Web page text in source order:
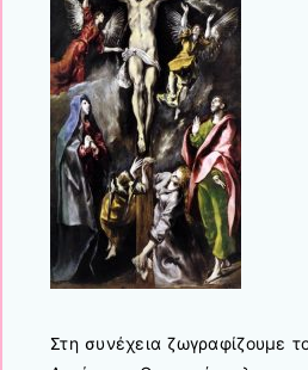
Στη συνέχεια ζωγραφίζουμε